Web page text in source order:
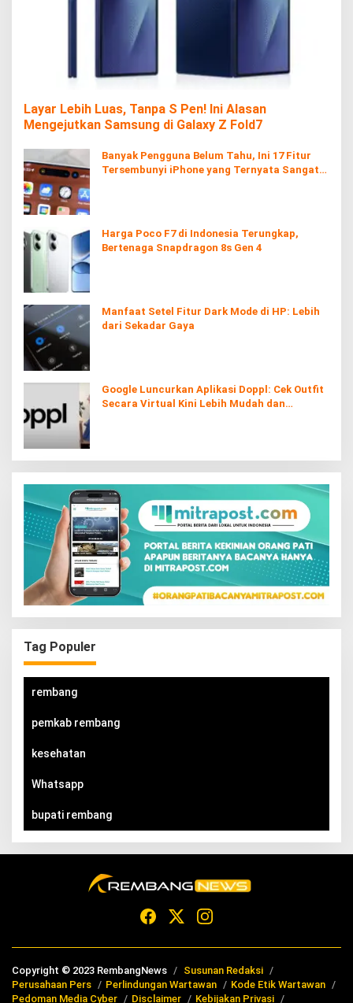
Layar Lebih Luas, Tanpa S Pen! Ini Alasan
Mengejutkan Samsung di Galaxy Z Fold7
Banyak Pengguna Belum Tahu, Ini 17 Fitur
Tersembunyi iPhone yang Ternyata Sangat
Harga Poco F7 di Indonesia Terungkap,
Bertenaga Snapdragon 8s Gen 4
Manfaat Setel Fitur Dark Mode di HP: Lebih
dari Sekadar Gaya
Google Luncurkan Aplikasi Doppl: Cek Outfit
Secara Virtual Kini Lebih Mudah dan
Tag Populer
rembang
pemkab rembang
kesehatan
Whatsapp
bupati rembang
Copyright © 2023 RembangNews
Susunan Redaksi
Perusahaan Pers
Perlindungan Wartawan
Kode Etik Wartawan
Pedoman Media Cyber
Disclaimer Kebijakan Privasi